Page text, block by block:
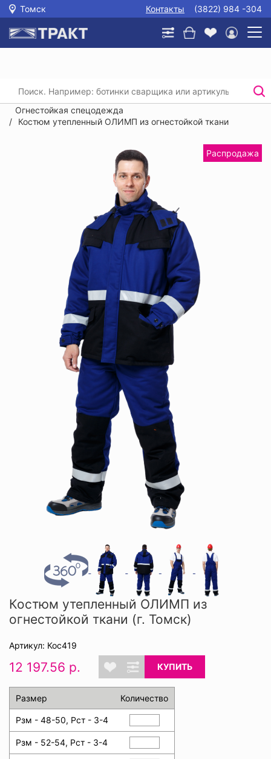
Томск Контакты (3822) 984 -304
Главная / /
Защита от повышенных температур и сварки.
Огнестойкая спецодежда
/
Костюм утепленный ОЛИМП из огнестойкой ткани
Распродажа
Костюм утепленный ОЛИМП из
огнестойкой ткани (г. Томск)
Артикул: Кос419
12 197.56 р. КУПИТЬ
Размер Количество
Рзм - 48-50, Рст - 3-4
Рзм - 52-54, Рст - 3-4